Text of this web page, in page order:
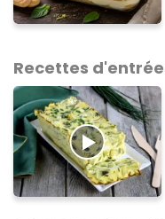
Recettes